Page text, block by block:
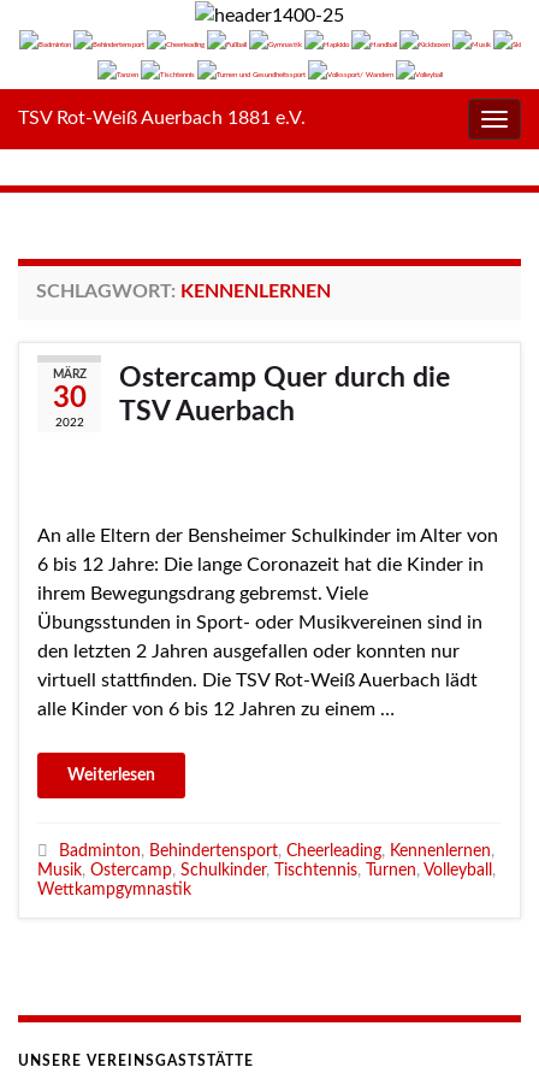
TSV Rot-Weiß Auerbach 1881 e.V.
SCHLAGWORT: KENNENLERNEN
MÄRZ
30
2022
Ostercamp Quer durch die
TSV Auerbach
An alle Eltern der Bensheimer Schulkinder im Alter von
6 bis 12 Jahre: Die lange Coronazeit hat die Kinder in
ihrem Bewegungsdrang gebremst. Viele
Übungsstunden in Sport- oder Musikvereinen sind in
den letzten 2 Jahren ausgefallen oder konnten nur
virtuell stattfinden. Die TSV Rot-Weiß Auerbach lädt
alle Kinder von 6 bis 12 Jahren zu einem …
Badminton, Behindertensport, Cheerleading, Kennenlernen,
Musik, Ostercamp, Schulkinder, Tischtennis, Turnen, Volleyball ,
Wettkampgymnastik
UNSERE VEREINSGASTSTÄTTE